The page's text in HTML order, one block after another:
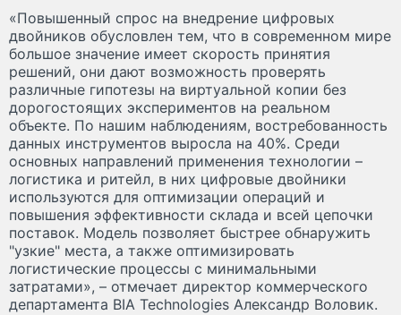
«Повышенный спрос на внедрение цифровых
двойников обусловлен тем, что в современном мире
большое значение имеет скорость принятия
решений, они дают возможность проверять
различные гипотезы на виртуальной копии без
дорогостоящих экспериментов на реальном
объекте. По нашим наблюдениям, востребованность
данных инструментов выросла на 40%. Среди
основных направлений применения технологии –
логистика и ритейл, в них цифровые двойники
используются для оптимизации операций и
повышения эффективности склада и всей цепочки
поставок. Модель позволяет быстрее обнаружить
"узкие" места, а также оптимизировать
логистические процессы с минимальными
затратами», – отмечает директор коммерческого
департамента BIA Technologies Александр Воловик.